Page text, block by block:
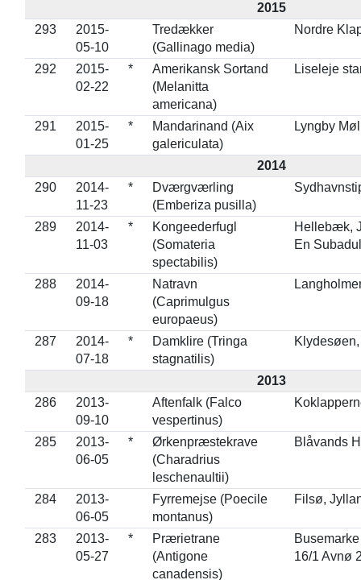
2015
293
2015-
05-10
Tredækker
(Gallinago media)
Nordre
292
2015-
02-22
*
Amerikansk Sortand
(Melanitta
americana)
Liseleje
291
2015-
01-25
*
Mandarinand (Aix
galericulata)
Lyngby
2014
290
2014-
11-23
*
Dværgværling
(Emberiza pusilla)
289
2014-
11-03
*
Kongeederfugl
(Somateria
spectabilis)
Hellebæk,
En
288
2014-
09-18
Natravn
(Caprimulgus
europaeus)
287
2014-
07-18
*
Damklire (Tringa
stagnatilis)
2013
286
2013-
09-10
Aftenfalk (Falco
vespertinus)
285
2013-
06-05
*
Ørkenpræstekrave
(Charadrius
leschenaultii)
Blåvands
284
2013-
06-05
Fyrremejse (Poecile
montanus)
Filsø,
283
2013-
05-27
*
Prærietrane
(Antigone
canadensis)
16/1 Avnø